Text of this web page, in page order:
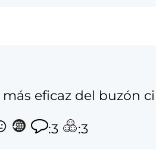
eficaz del buzón
:3 :3